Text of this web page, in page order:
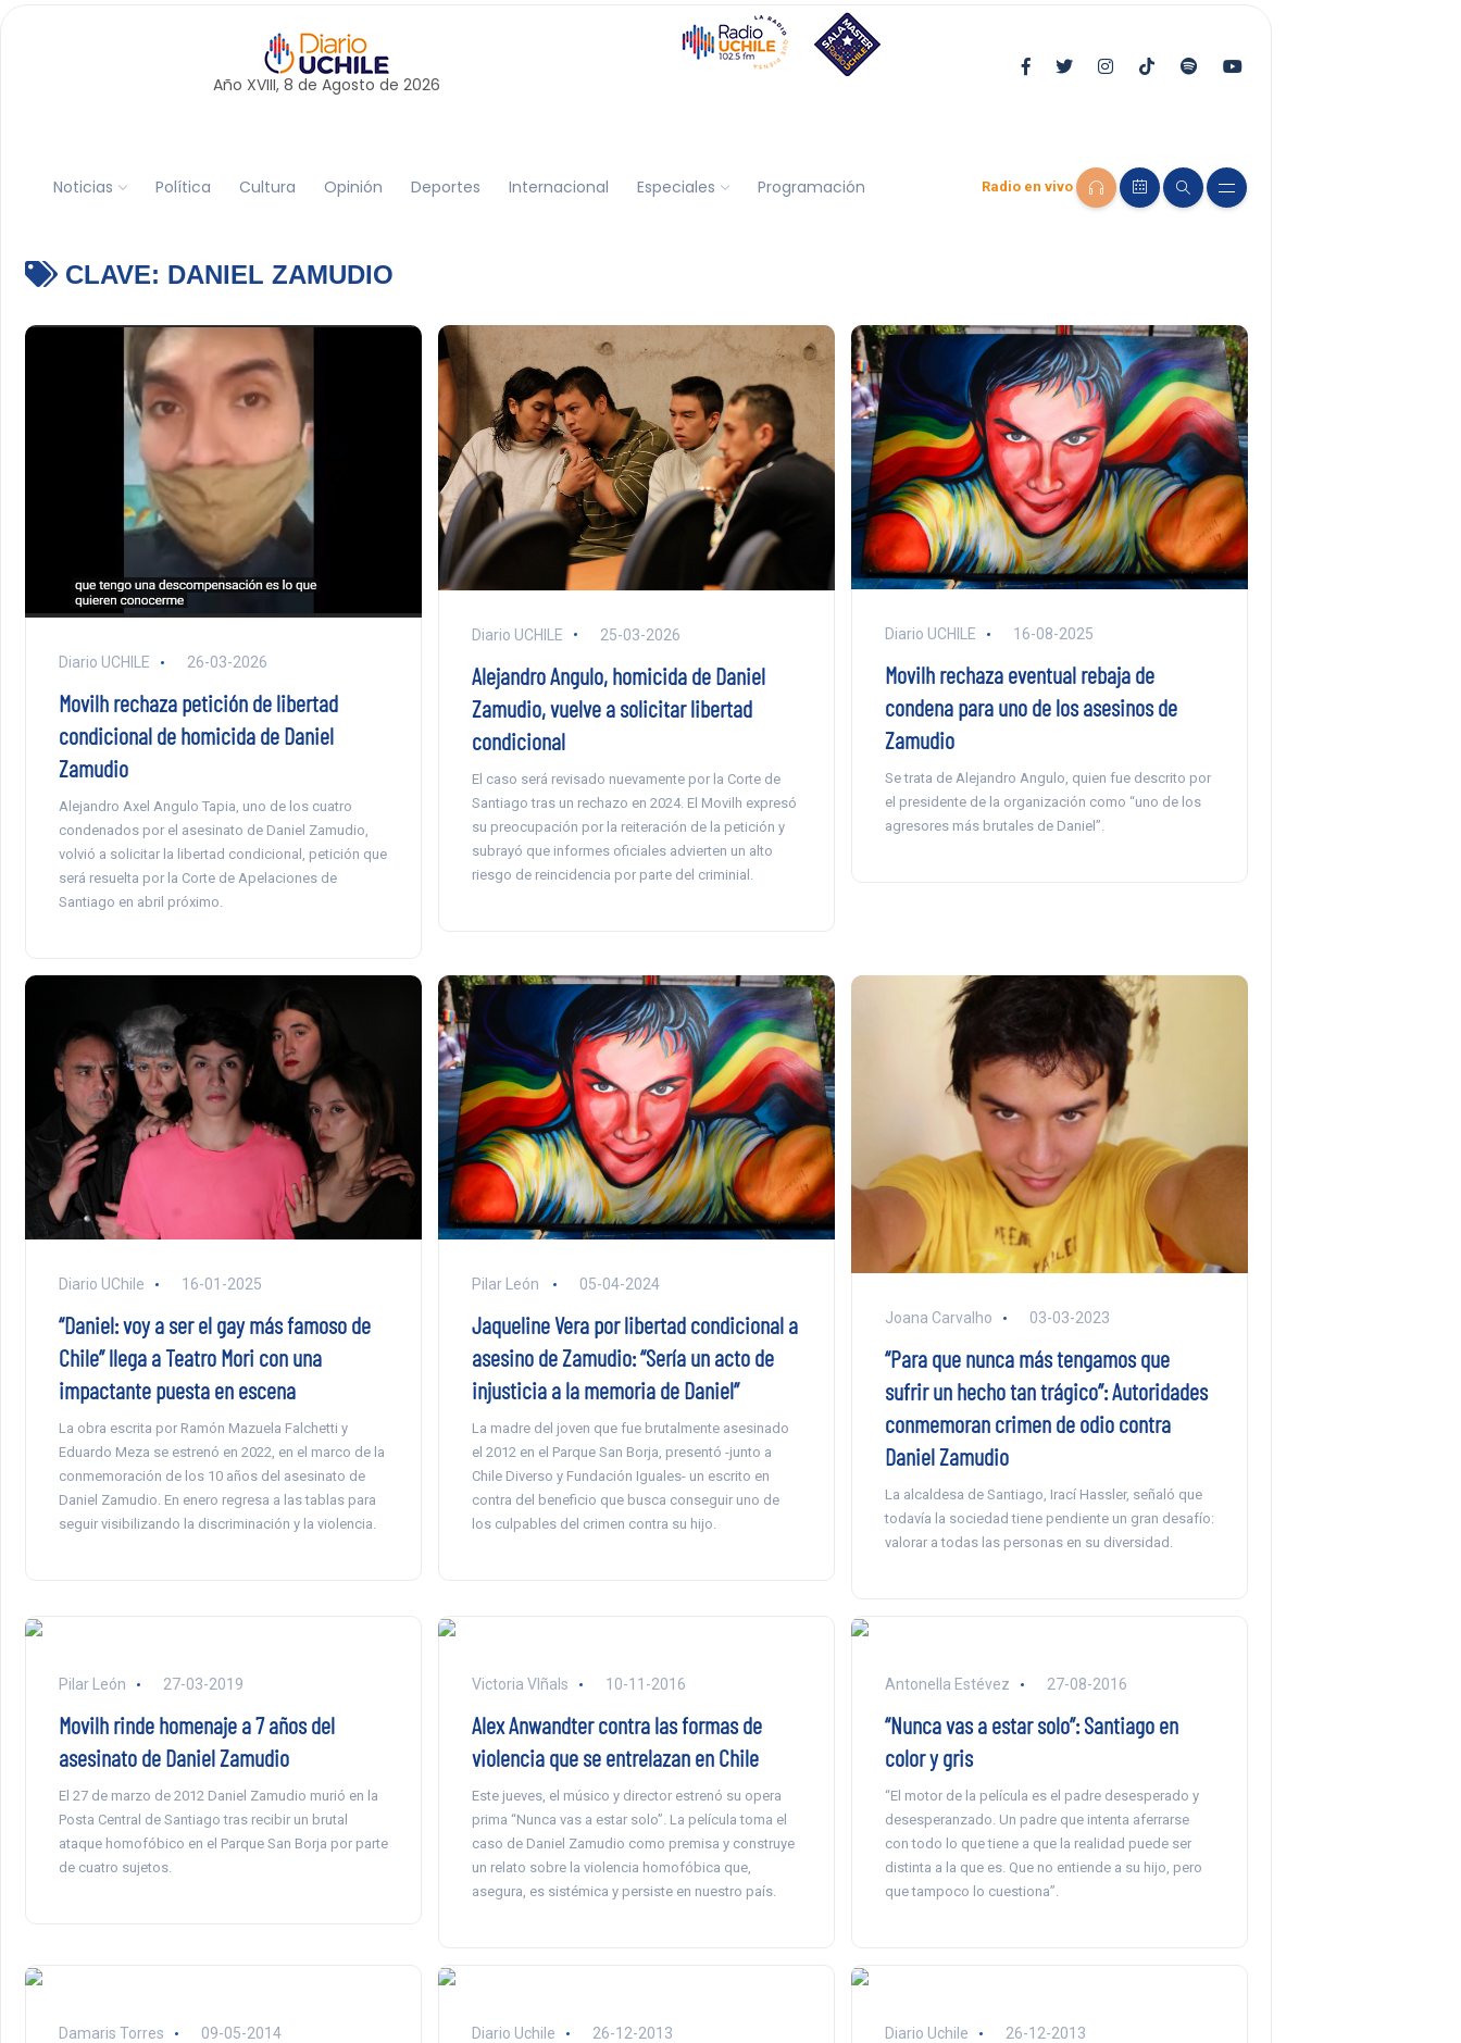
Año XVIII, 8 de Agosto de 2026
Noticias Política Cultura Opinión Deportes Internacional Especiales Programación Radio en vivo
CLAVE: DANIEL ZAMUDIO
Diario UCHILE 26-03-2026
Movilh rechaza petición de libertad
condicional de homicida de Daniel
Zamudio
Alejandro Axel Angulo Tapia, uno de los cuatro
condenados por el asesinato de Daniel Zamudio,
volvió a solicitar la libertad condicional, petición que
será resuelta por la Corte de Apelaciones de
Santiago en abril próximo.
Diario UCHILE 25-03-2026
Alejandro Angulo, homicida de Daniel
Zamudio, vuelve a solicitar libertad
condicional
El caso será revisado nuevamente por la Corte de
Santiago tras un rechazo en 2024. El Movilh expresó
su preocupación por la reiteración de la petición y
subrayó que informes oficiales advierten un alto
riesgo de reincidencia por parte del criminial.
Diario UCHILE 16-08-2025
Movilh rechaza eventual rebaja de
condena para uno de los asesinos de
Zamudio
Se trata de Alejandro Angulo, quien fue descrito por
el presidente de la organización como “uno de los
agresores más brutales de Daniel”.
Diario UChile 16-01-2025
“Daniel: voy a ser el gay más famoso de
Chile” llega a Teatro Mori con una
impactante puesta en escena
La obra escrita por Ramón Mazuela Falchetti y
Eduardo Meza se estrenó en 2022, en el marco de la
conmemoración de los 10 años del asesinato de
Daniel Zamudio. En enero regresa a las tablas para
seguir visibilizando la discriminación y la violencia.
Pilar León 05-04-2024
Jaqueline Vera por libertad condicional a
asesino de Zamudio: “Sería un acto de
injusticia a la memoria de Daniel”
La madre del joven que fue brutalmente asesinado
el 2012 en el Parque San Borja, presentó -junto a
Chile Diverso y Fundación Iguales- un escrito en
contra del beneficio que busca conseguir uno de
los culpables del crimen contra su hijo.
Joana Carvalho 03-03-2023
“Para que nunca más tengamos que
sufrir un hecho tan trágico”: Autoridades
conmemoran crimen de odio contra
Daniel Zamudio
La alcaldesa de Santiago, Irací Hassler, señaló que
todavía la sociedad tiene pendiente un gran desafío:
valorar a todas las personas en su diversidad.
Pilar León 27-03-2019
Movilh rinde homenaje a 7 años del
asesinato de Daniel Zamudio
El 27 de marzo de 2012 Daniel Zamudio murió en la
Posta Central de Santiago tras recibir un brutal
ataque homofóbico en el Parque San Borja por parte
de cuatro sujetos.
Victoria VIñals 10-11-2016
Alex Anwandter contra las formas de
violencia que se entrelazan en Chile
Este jueves, el músico y director estrenó su opera
prima “Nunca vas a estar solo”. La película toma el
caso de Daniel Zamudio como premisa y construye
un relato sobre la violencia homofóbica que,
asegura, es sistémica y persiste en nuestro país.
Antonella Estévez 27-08-2016
“Nunca vas a estar solo”: Santiago en
color y gris
“El motor de la película es el padre desesperado y
desesperanzado. Un padre que intenta aferrarse
con todo lo que tiene a que la realidad puede ser
distinta a la que es. Que no entiende a su hijo, pero
que tampoco lo cuestiona”.
Damaris Torres 09-05-2014 Diario Uchile 26-12-2013 Diario Uchile 26-12-2013